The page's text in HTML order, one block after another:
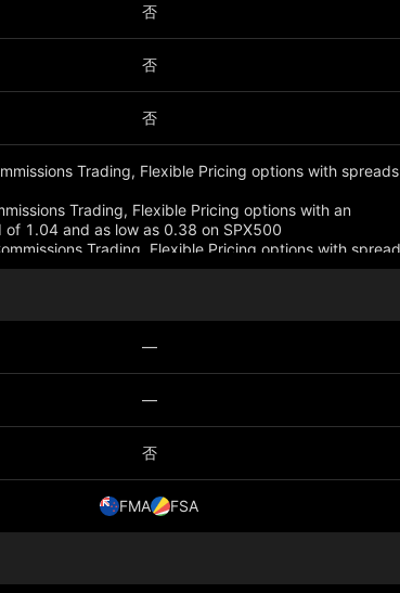
否
否
否
Trading, Flexible Pricing options with spreads
Trading, Flexible Pricing options with an
of 1.04 and as low as 0.38 on SPX500
Trading, Flexible Pricing options with
—
—
否
FMA FSA